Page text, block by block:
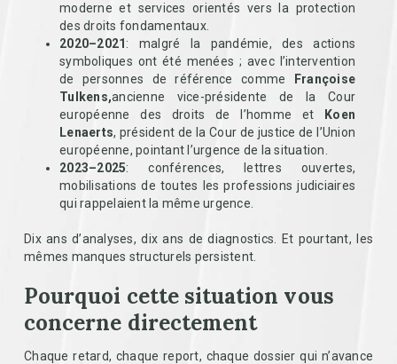
moderne et services orientés vers la protection
des droits fondamentaux.
2020–2021 : malgré la pandémie, des actions
symboliques ont été menées ; avec l’intervention
de personnes de référence comme
Françoise
Tulkens,ancienne vice-présidente de la Cour
européenne des droits de l’homme et
Koen
Lenaerts, président de la Cour de justice de l’Union
européenne, pointant l’urgence de la situation.
2023–2025: conférences, lettres ouvertes,
mobilisations de toutes les professions judiciaires
qui rappelaient la même urgence.
Dix ans d’analyses, dix ans de diagnostics. Et pourtant, les
mêmes manques structurels persistent.
Pourquoi cette situation vous
concerne directement
Chaque retard, chaque report, chaque dossier qui n’avance